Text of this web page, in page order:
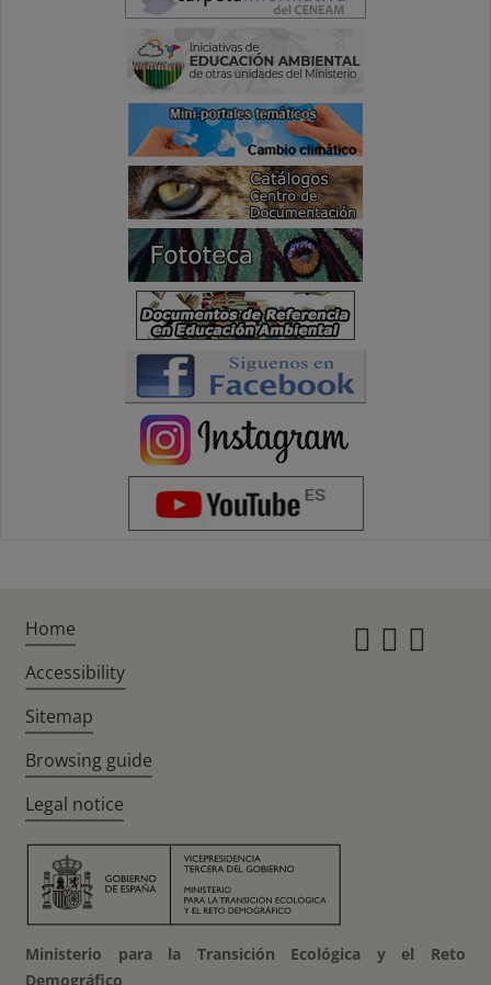
Home
Accessibility
Sitemap
Browsing guide
Legal notice
Ministerio para la Transición Ecológica y el Reto
Demográfico